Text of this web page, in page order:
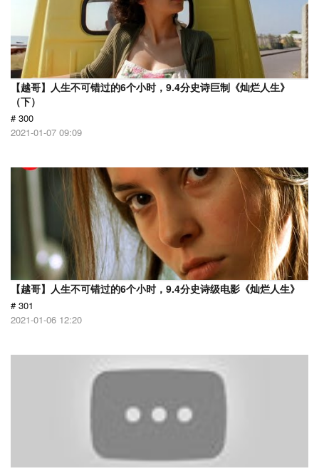
【越哥】人生不可错过的6个小时，9.4分史诗巨制《灿烂人生》
（下）
# 300
2021-01-07 09:09
【越哥】人生不可错过的6个小时，9.4分史诗级电影《灿烂人生》
# 301
2021-01-06 12:20